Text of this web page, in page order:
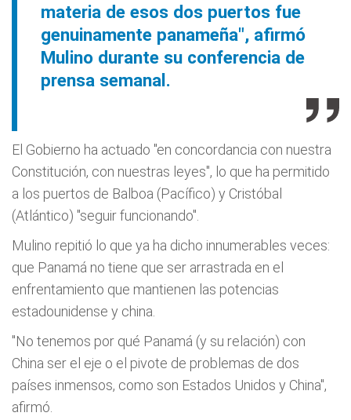
materia de esos dos puertos fue
genuinamente panameña", afirmó
Mulino durante su conferencia de
prensa semanal.
El Gobierno ha actuado "en concordancia con nuestra
Constitución, con nuestras leyes", lo que ha permitido
a los puertos de Balboa (Pacífico) y Cristóbal
(Atlántico) "seguir funcionando".
Mulino repitió lo que ya ha dicho innumerables veces:
que Panamá no tiene que ser arrastrada en el
enfrentamiento que mantienen las potencias
estadounidense y china.
"No tenemos por qué Panamá (y su relación) con
China ser el eje o el pivote de problemas de dos
países inmensos, como son Estados Unidos y China",
afirmó.